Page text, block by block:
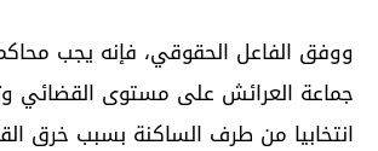
ووفق الفاعل الحقوقي، فإنه يجب
جماعة العرائش على مستوى القضائي
انتخابيا من طرف الساكنة بسبب خرق